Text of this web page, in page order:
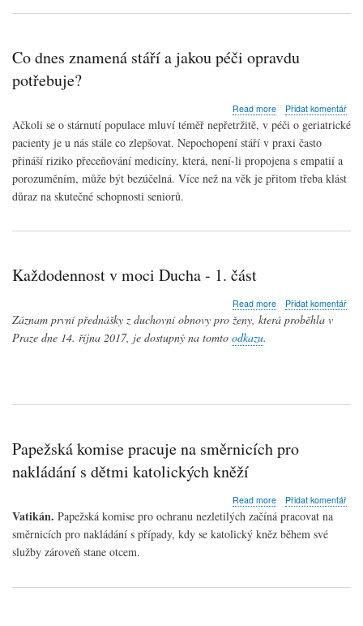
víry
Co dnes znamená stáří a jakou péči opravdu
potřebuje?
Read moreabout
Co
znamená
stáří
a
potřebuje?
Přidat komentář
Ačkoli se o stárnutí populace mluví téměř nepřetržitě, v péči o geriatrické
pacienty je u nás stále co zlepšovat. Nepochopení stáří v praxi často
přináší riziko přeceňování medicíny, která, není-li propojena s empatií a
porozuměním, může být bezúčelná. Více než na věk je přitom třeba klást
důraz na skutečné schopnosti seniorů.
Každodennost v moci Ducha - 1. část
Read moreabout
Každodennost
Přidat komentář
Záznam první přednášky z duchovní obnovy pro ženy, která proběhla v
Praze dne 14. října 2017, je dostupný na tomto odkazu.
Papežská komise pracuje na směrnicích pro
nakládání s dětmi katolických kněží
Read moreabout
Papežská
komise
pracuje
Přidat komentář
Vatikán. Papežská komise pro ochranu nezletilých začíná pracovat na
směrnicích pro nakládání s případy, kdy se katolický kněz během své
služby zároveň stane otcem.